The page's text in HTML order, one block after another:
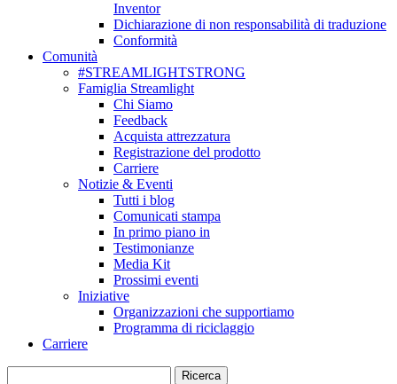
Inventor
Dichiarazione di non responsabilità di traduzione
Conformità
Comunità
#STREAMLIGHTSTRONG
Famiglia Streamlight
Chi Siamo
Feedback
Acquista attrezzatura
Registrazione del prodotto
Carriere
Notizie & Eventi
Tutti i blog
Comunicati stampa
In primo piano in
Testimonianze
Media Kit
Prossimi eventi
Iniziative
Organizzazioni che supportiamo
Programma di riciclaggio
Carriere